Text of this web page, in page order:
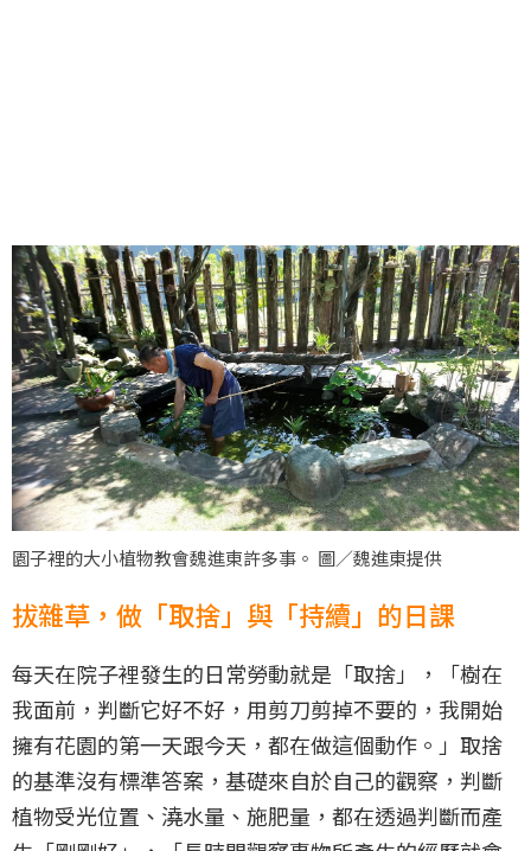
園子裡的大小植物教會魏進東許多事。 圖／魏進東提供
拔雜草，做「取捨」與「持續」的日課
每天在院子裡發生的日常勞動就是「取捨」，「樹在
我面前，判斷它好不好，用剪刀剪掉不要的，我開始
擁有花園的第一天跟今天，都在做這個動作。」取捨
的基準沒有標準答案，基礎來自於自己的觀察，判斷
植物受光位置、澆水量、施肥量，都在透過判斷而產